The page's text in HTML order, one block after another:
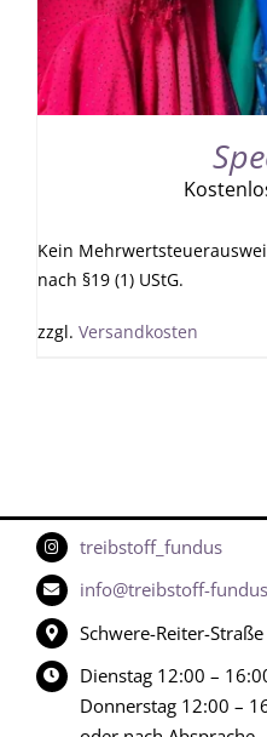
Kein
nach §19 (1) UStG.
zzgl. Versandkosten
treibstoff_fundus
info@treibstoff-
Schwere-Reiter-
Dienstag 12:00 –
Donnerstag 12:00 –